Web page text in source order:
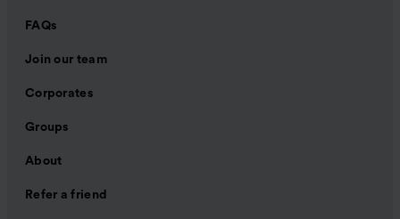
FAQs
Join our team
Corporates
Groups
About
Refer a friend